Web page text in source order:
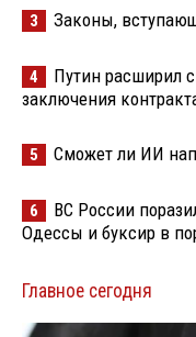
3 Законы,
4
Путин расширил
заключения
5 Сможет ли ИИ
6
ВС России
Одессы и буксир в
Главное сегодня